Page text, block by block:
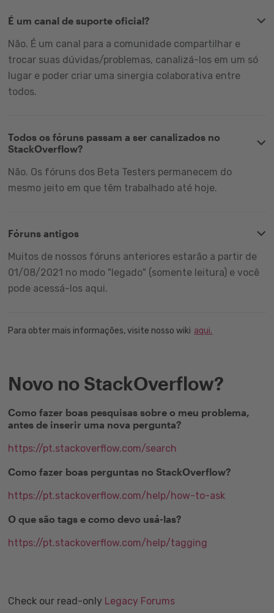
É um canal de suporte oficial?
Não. É um canal para a comunidade compartilhar e
trocar suas dúvidas/problemas, canalizá-los em um só
lugar e poder criar uma sinergia colaborativa entre
todos.
Todos os fóruns passam a ser canalizados no
StackOverflow?
Não. Os fóruns dos Beta Testers permanecem do
mesmo jeito em que têm trabalhado até hoje.
Fóruns antigos
Muitos de nossos fóruns anteriores estarão a partir de
01/08/2021 no modo "legado" (somente leitura) e você
pode acessá-los aqui.
Para obter mais informações, visite nosso wiki aqui.
Novo no StackOverflow?
Como fazer boas pesquisas sobre o meu problema,
antes de inserir uma nova pergunta?
https://pt.stackoverflow.com/search
Como fazer boas perguntas no StackOverflow?
https://pt.stackoverflow.com/help/how-to-ask
O que são tags e como devo usá-las?
https://pt.stackoverflow.com/help/tagging
Check our read-only Legacy Forums